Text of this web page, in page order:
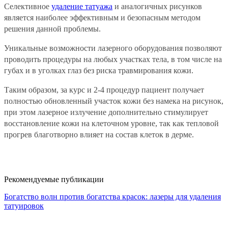
Селективное удаление татуажа и аналогичных рисунков
является наиболее эффективным и безопасным методом
решения данной проблемы.
Уникальные возможности лазерного оборудования позволяют
проводить процедуры на любых участках тела, в том числе на
губах и в уголках глаз без риска травмирования кожи.
Таким образом, за курс и 2-4 процедур пациент получает
полностью обновленный участок кожи без намека на рисунок,
при этом лазерное излучение дополнительно стимулирует
восстановление кожи на клеточном уровне, так как тепловой
прогрев благотворно влияет на состав клеток в дерме.
Рекомендуемые публикации
Богатство волн против богатства красок: лазеры для удаления
татуировок